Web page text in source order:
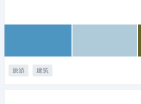
旅游 建筑